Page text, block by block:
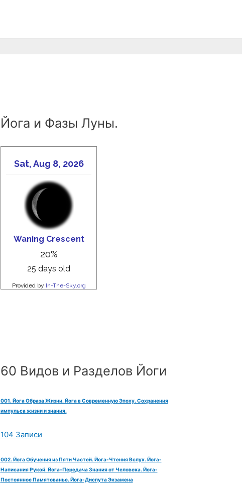
Йога и Фазы Луны.
60 Видов и Разделов Йоги
001. Йога Образа Жизни. Йога в Современную Эпоху. Сохранения
импульса жизни и знания.
104 Записи
002. Йога Обучения из Пяти Частей. Йога-Чтения Вслух. Йога-
Написания Рукой. Йога-Передача Знания от Человека. Йога-
Постоянное Памятованье. Йога-Диспута Экзамена